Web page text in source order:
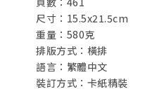
尺寸：15.5x21.5cm
重量：580克
排版方式：橫排
語言：繁體中文
裝訂方式：卡紙精裝